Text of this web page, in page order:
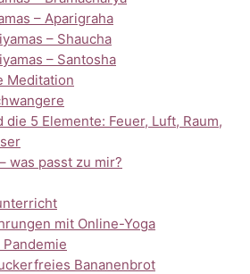
– Aparigraha
– Shaucha
– Santosha
Meditation
die 5 Elemente: Feuer, Luft, Raum,
was passt zu mir?
mit Online-Yoga
Bananenbrot